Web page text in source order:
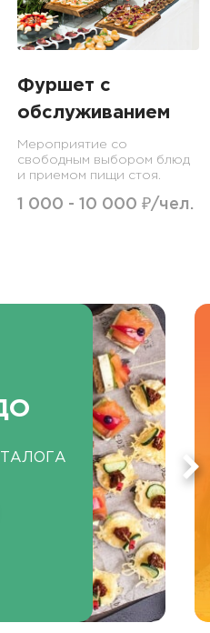
Фуршет с
обслуживанием
Мероприятие со
свободным выбором блюд
и приемом пищи стоя.
1 000 - 10 000 ₽/чел.